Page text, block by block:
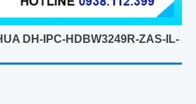
DH-IPC-HDBW3249R-ZAS-IL-